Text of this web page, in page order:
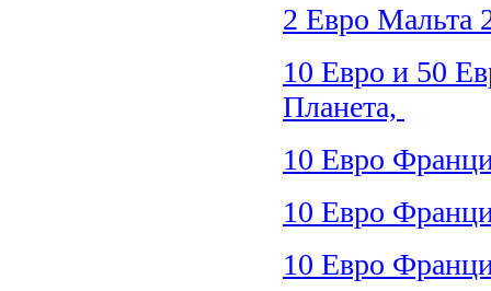
2 Евро
10 Евро и 50
Планета,
10 Евро
10 Евро
10 Евро